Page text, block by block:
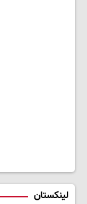
لینکستان